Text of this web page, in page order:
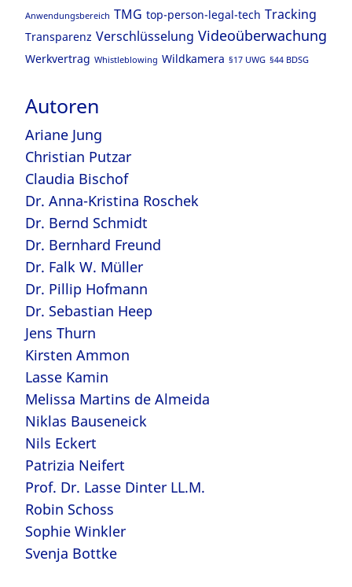
Anwendungsbereich TMG top-person-legal-tech Tracking
Transparenz Verschlüsselung Videoüberwachung
Werkvertrag Whistleblowing Wildkamera §17 UWG §44 BDSG
Autoren
Ariane Jung
Christian Putzar
Claudia Bischof
Dr. Anna-Kristina Roschek
Dr. Bernd Schmidt
Dr. Bernhard Freund
Dr. Falk W. Müller
Dr. Pillip Hofmann
Dr. Sebastian Heep
Jens Thurn
Kirsten Ammon
Lasse Kamin
Melissa Martins de Almeida
Niklas Bauseneick
Nils Eckert
Patrizia Neifert
Prof. Dr. Lasse Dinter LL.M.
Robin Schoss
Sophie Winkler
Svenja Bottke